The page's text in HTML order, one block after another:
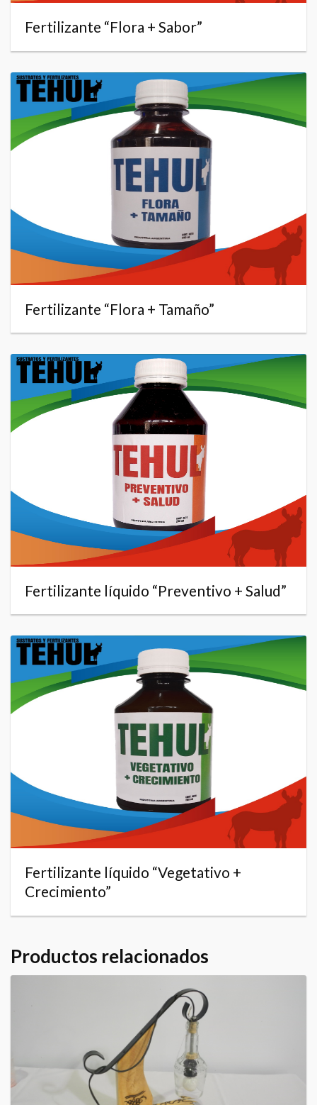
Fertilizante “Flora + Sabor”
Fertilizante “Flora + Tamaño”
Fertilizante líquido “Preventivo + Salud”
Fertilizante líquido “Vegetativo +
Crecimiento”
Productos relacionados